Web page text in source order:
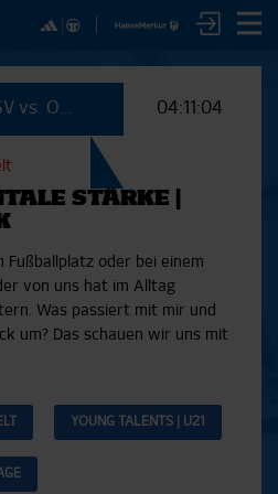
TALENTS
Reportagen
Bunte HSV-Welt
Verein
JETZT EIN
Du vollen Zugriff auf über
und vieles
TESTSPIELE LIVE: HSV vs. OSC Lille 04:11:04
STÄRKE |
Fußballplatz oder bei einem
von uns hat im Alltag
Was passiert mit mir und
um? Das schauen wir uns mit
YOUNG TALENTS | U21